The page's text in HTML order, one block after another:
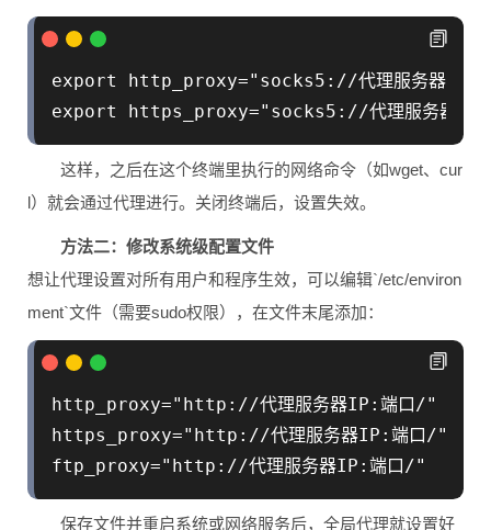
export http_proxy="socks5://代理服务器IP:
这样，之后在这个终端里执行的网络命令（如wget、cur
l）就会通过代理进行。关闭终端后，设置失效。
方法二：修改系统级配置文件
想让代理设置对所有用户和程序生效，可以编辑`/etc/environ
ment`文件（需要sudo权限），在文件末尾添加：
http_proxy="http://代理服务器IP:端口/"
https_proxy="http://代理服务器IP:端口/"
保存文件并重启系统或网络服务后，全局代理就设置好